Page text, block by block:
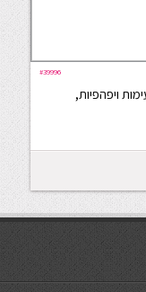
#39996
ויפהפיות,